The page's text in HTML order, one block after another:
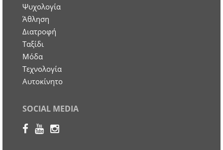
Ψυχολογία
Άθληση
Διατροφή
Ταξίδι
Μόδα
Τεχνολογία
Αυτοκίνητο
SOCIAL MEDIA